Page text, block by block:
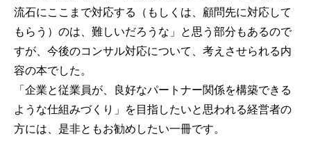
流石にここまで対応する（もしくは、顧問先に対応して
もらう）のは、難しいだろうな」と思う部分もあるので
すが、今後のコンサル対応について、考えさせられる内
容の本でした。
「企業と従業員が、良好なパートナー関係を構築できる
ような仕組みづくり」を目指したいと思われる経営者の
方には、是非ともお勧めしたい一冊です。